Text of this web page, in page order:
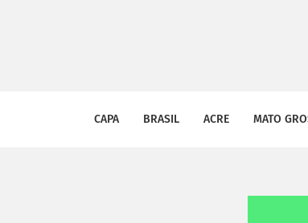
CAPA BRASIL ACRE MATO